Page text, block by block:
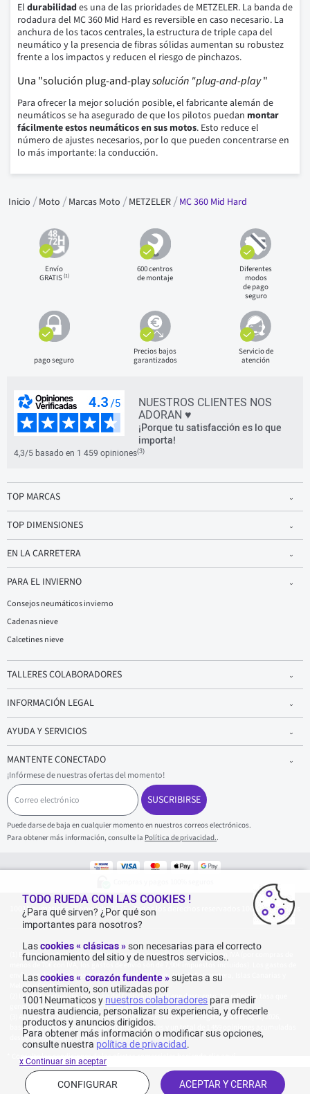
El durabilidad es una de las prioridades de METZELER. La banda de
rodadura del MC 360 Mid Hard es reversible en caso necesario. La
anchura de los tacos centrales, la estructura de triple capa del
neumático y la presencia de fibras sólidas aumentan su robustez
frente a los impactos y reducen el riesgo de pinchazos.
Una "solución plug-and-playsolución "plug-and-play"
Para ofrecer la mejor solución posible, el fabricante alemán de
neumáticos se ha asegurado de que los pilotos puedan montar
fácilmente estos neumáticos en sus motos. Esto reduce el
número de ajustes necesarios, por lo que pueden concentrarse en
lo más importante: la conducción.
Inicio Moto Marcas Moto METZELER MC 360 Mid Hard
Envío
GRATIS(1)
600 centros
de montaje
Diferentes
modos
de pago
seguro
pago seguro
Precios bajos
garantizados
Servicio de
atención
NUESTROS CLIENTES NOS
ADORAN ♥
¡Porque tu satisfacción es lo que
importa!
4,3/5 basado en 1 459 opiniones(3)
TOP MARCAS
TOP DIMENSIONES
EN LA CARRETERA
PARA EL INVIERNO
Consejos neumáticos invierno
Cadenas nieve
Calcetines nieve
TALLERES COLABORADORES
INFORMACIÓN LEGAL
AYUDA Y SERVICIOS
MANTENTE CONECTADO
¡Infórmese de nuestras ofertas del momento!
C
o
r
r
e
o
l
SUSCRIBIRSE
Puede darse de baja en cualquier momento en nuestros correos electrónicos.
Para obtener más información, consulte la Política de privacidad..
1001Neumaticos - Copyright 2025 - Todos los derechos reservados 1001Neumaticos
Entrega gratuita: por cualquier compra superior o igual a 70€ con IVA (por compras de
menos de 70€ con IVA, los gastos de envío son de 7,90€ impuestos incluidos). Los gastos de
envío son de 120€ por paquete, para Islas Baleares, Isla de Formentera, Islas Canarias y
Melilla y Ceuta.
La tarifa actual del catálogo del fabricante no tiene descuento. No refleja la tasa que
generalmente se encuentra en el sitio web.
Agregación de las valoraciones de Opiniones Verificadas registradas el 23/02/2026,
basada en 861 opiniones de los últimos 12 meses y un total de 1 459 opiniones acumuladas
desde 06/08/2015 para España.
* Consulte las condiciones de las ofertas comerciales haciendo
TODO RUEDA CON LAS COOKIES !
¿Para qué sirven? ¿Por qué son
importantes para nosotros?
Lascookies « clásicas »son necesarias para el correcto
funcionamiento del sitio y de nuestros servicios..
Lascookies « corazón fundente » sujetas a su
consentimiento, son utilizadas por
1001Neumaticos y nuestros colaboradores para medir
nuestra audiencia, personalizar su experiencia, y ofrecerle
productos y anuncios dirigidos.
Para obtener más información o modificar sus opciones,
consulte nuestra política de privacidad.
ACEPTAR Y CERRAR
CONFIGURAR
x Continuar sin aceptar